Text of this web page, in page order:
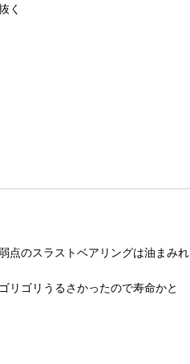
く
点のスラストベアリングは油まみれ
ゴリゴリうるさかったので寿命かと